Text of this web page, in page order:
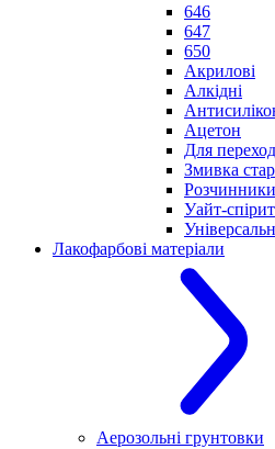
646
647
650
Акрилові
Алкідні
Ацетон
Для
Змивка
Розчинники
Уайт-спірит
Лакофарбові матеріали
Аерозольні грунтовки